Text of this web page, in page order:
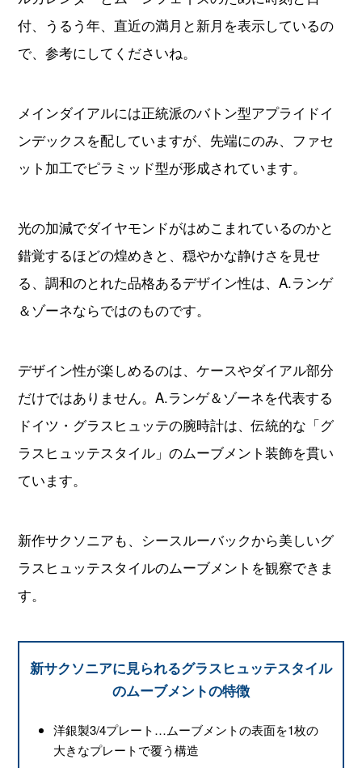
付、うるう年、直近の満月と新月を表示しているの
で、参考にしてくださいね。
メインダイアルには正統派のバトン型アプライドイ
ンデックスを配していますが、先端にのみ、ファセ
ット加工でピラミッド型が形成されています。
光の加減でダイヤモンドがはめこまれているのかと
錯覚するほどの煌めきと、穏やかな静けさを見せ
る、調和のとれた品格あるデザイン性は、A.ランゲ
＆ゾーネならではのものです。
デザイン性が楽しめるのは、ケースやダイアル部分
だけではありません。A.ランゲ＆ゾーネを代表する
ドイツ・グラスヒュッテの腕時計は、伝統的な「グ
ラスヒュッテスタイル」のムーブメント装飾を貫い
ています。
新作サクソニアも、シースルーバックから美しいグ
ラスヒュッテスタイルのムーブメントを観察できま
す。
新サクソニアに見られるグラスヒュッテスタイル
のムーブメントの特徴
洋銀製3/4プレート…ムーブメントの表面を1枚の
大きなプレートで覆う構造